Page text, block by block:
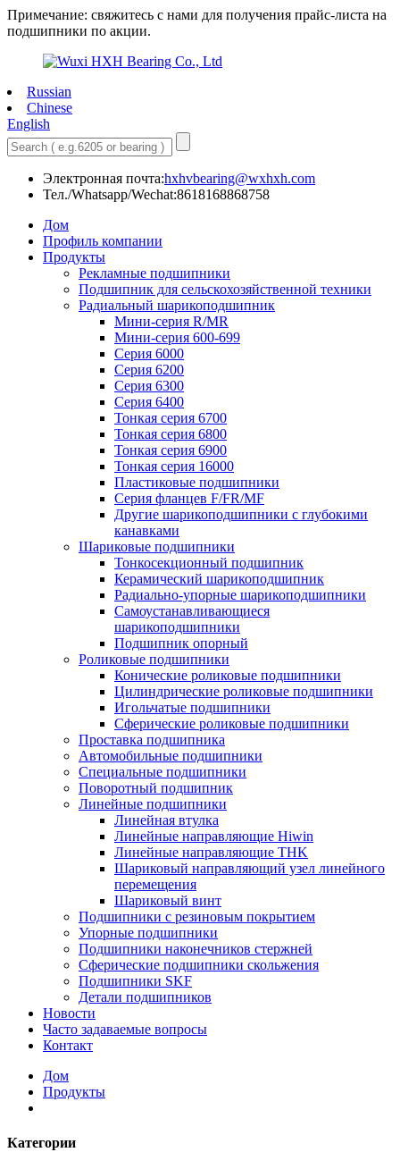
Примечание: свяжитесь с нами для получения прайс-листа на
подшипники по акции.
Russian
Chinese
English
Электронная почта:hxhvbearing@wxhxh.com
Тел./Whatsapp/Wechat:8618168868758
Дом
Профиль компании
Продукты
Рекламные подшипники
Подшипник для сельскохозяйственной техники
Радиальный шарикоподшипник
Мини-серия R/MR
Мини-серия 600-699
Серия 6000
Серия 6200
Серия 6300
Серия 6400
Тонкая серия 6700
Тонкая серия 6800
Тонкая серия 6900
Тонкая серия 16000
Пластиковые подшипники
Серия фланцев F/FR/MF
Другие шарикоподшипники с глубокими
канавками
Шариковые подшипники
Тонкосекционный подшипник
Керамический шарикоподшипник
Радиально-упорные шарикоподшипники
Самоустанавливающиеся
шарикоподшипники
Подшипник опорный
Роликовые подшипники
Конические роликовые подшипники
Цилиндрические роликовые подшипники
Игольчатые подшипники
Сферические роликовые подшипники
Проставка подшипника
Автомобильные подшипники
Специальные подшипники
Поворотный подшипник
Линейные подшипники
Линейная втулка
Линейные направляющие Hiwin
Линейные направляющие THK
Шариковый направляющий узел линейного
перемещения
Шариковый винт
Подшипники с резиновым покрытием
Упорные подшипники
Подшипники наконечников стержней
Сферические подшипники скольжения
Подшипники SKF
Детали подшипников
Новости
Часто задаваемые вопросы
Контакт
Дом
Продукты
Категории